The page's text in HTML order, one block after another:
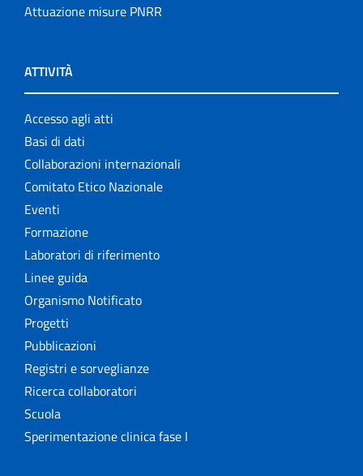
Attuazione misure PNRR
ATTIVITÀ
Accesso agli atti
Basi di dati
Collaborazioni internazionali
Comitato Etico Nazionale
Eventi
Formazione
Laboratori di riferimento
Linee guida
Organismo Notificato
Progetti
Pubblicazioni
Registri e sorveglianze
Ricerca collaboratori
Scuola
Sperimentazione clinica fase I